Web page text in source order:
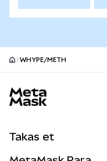
WHYPE/METH
Takas et